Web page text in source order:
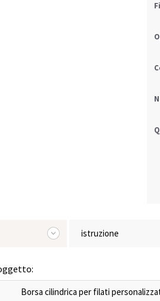
istruzione
Borsa cilindrica per filati